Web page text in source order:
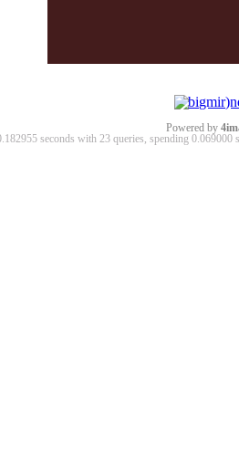
Powered by
seconds with 23 queries, spending